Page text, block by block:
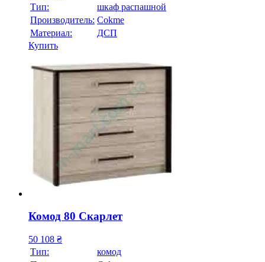
Тип:
шкаф распашной
Производитель: Cokme
Материал:
ДСП
Купить
Комод 80 Скарлет
50 108 ₴
Тип:
комод